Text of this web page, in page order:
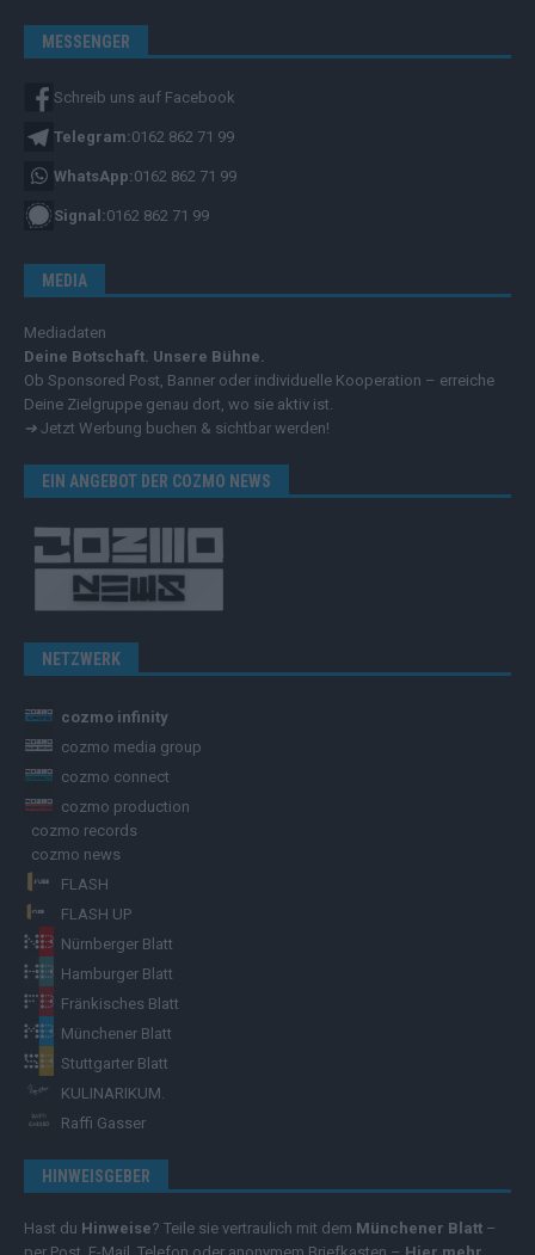
MESSENGER
Schreib uns auf Facebook
Telegram:0162 862 71 99
WhatsApp:0162 862 71 99
Signal:0162 862 71 99
MEDIA
Mediadaten
Deine Botschaft. Unsere Bühne.
Ob Sponsored Post, Banner oder individuelle Kooperation – erreiche
Deine Zielgruppe genau dort, wo sie aktiv ist.
➔ Jetzt Werbung buchen & sichtbar werden!
EIN ANGEBOT DER COZMO NEWS
NETZWERK
cozmo infinity
cozmo media group
cozmo connect
cozmo production
cozmo records
cozmo news
FLASH
FLASH UP
Nürnberger Blatt
Hamburger Blatt
Fränkisches Blatt
Münchener Blatt
Stuttgarter Blatt
KULINARIKUM.
Raffi Gasser
HINWEISGEBER
Hast du Hinweise? Teile sie vertraulich mit dem Münchener Blatt –